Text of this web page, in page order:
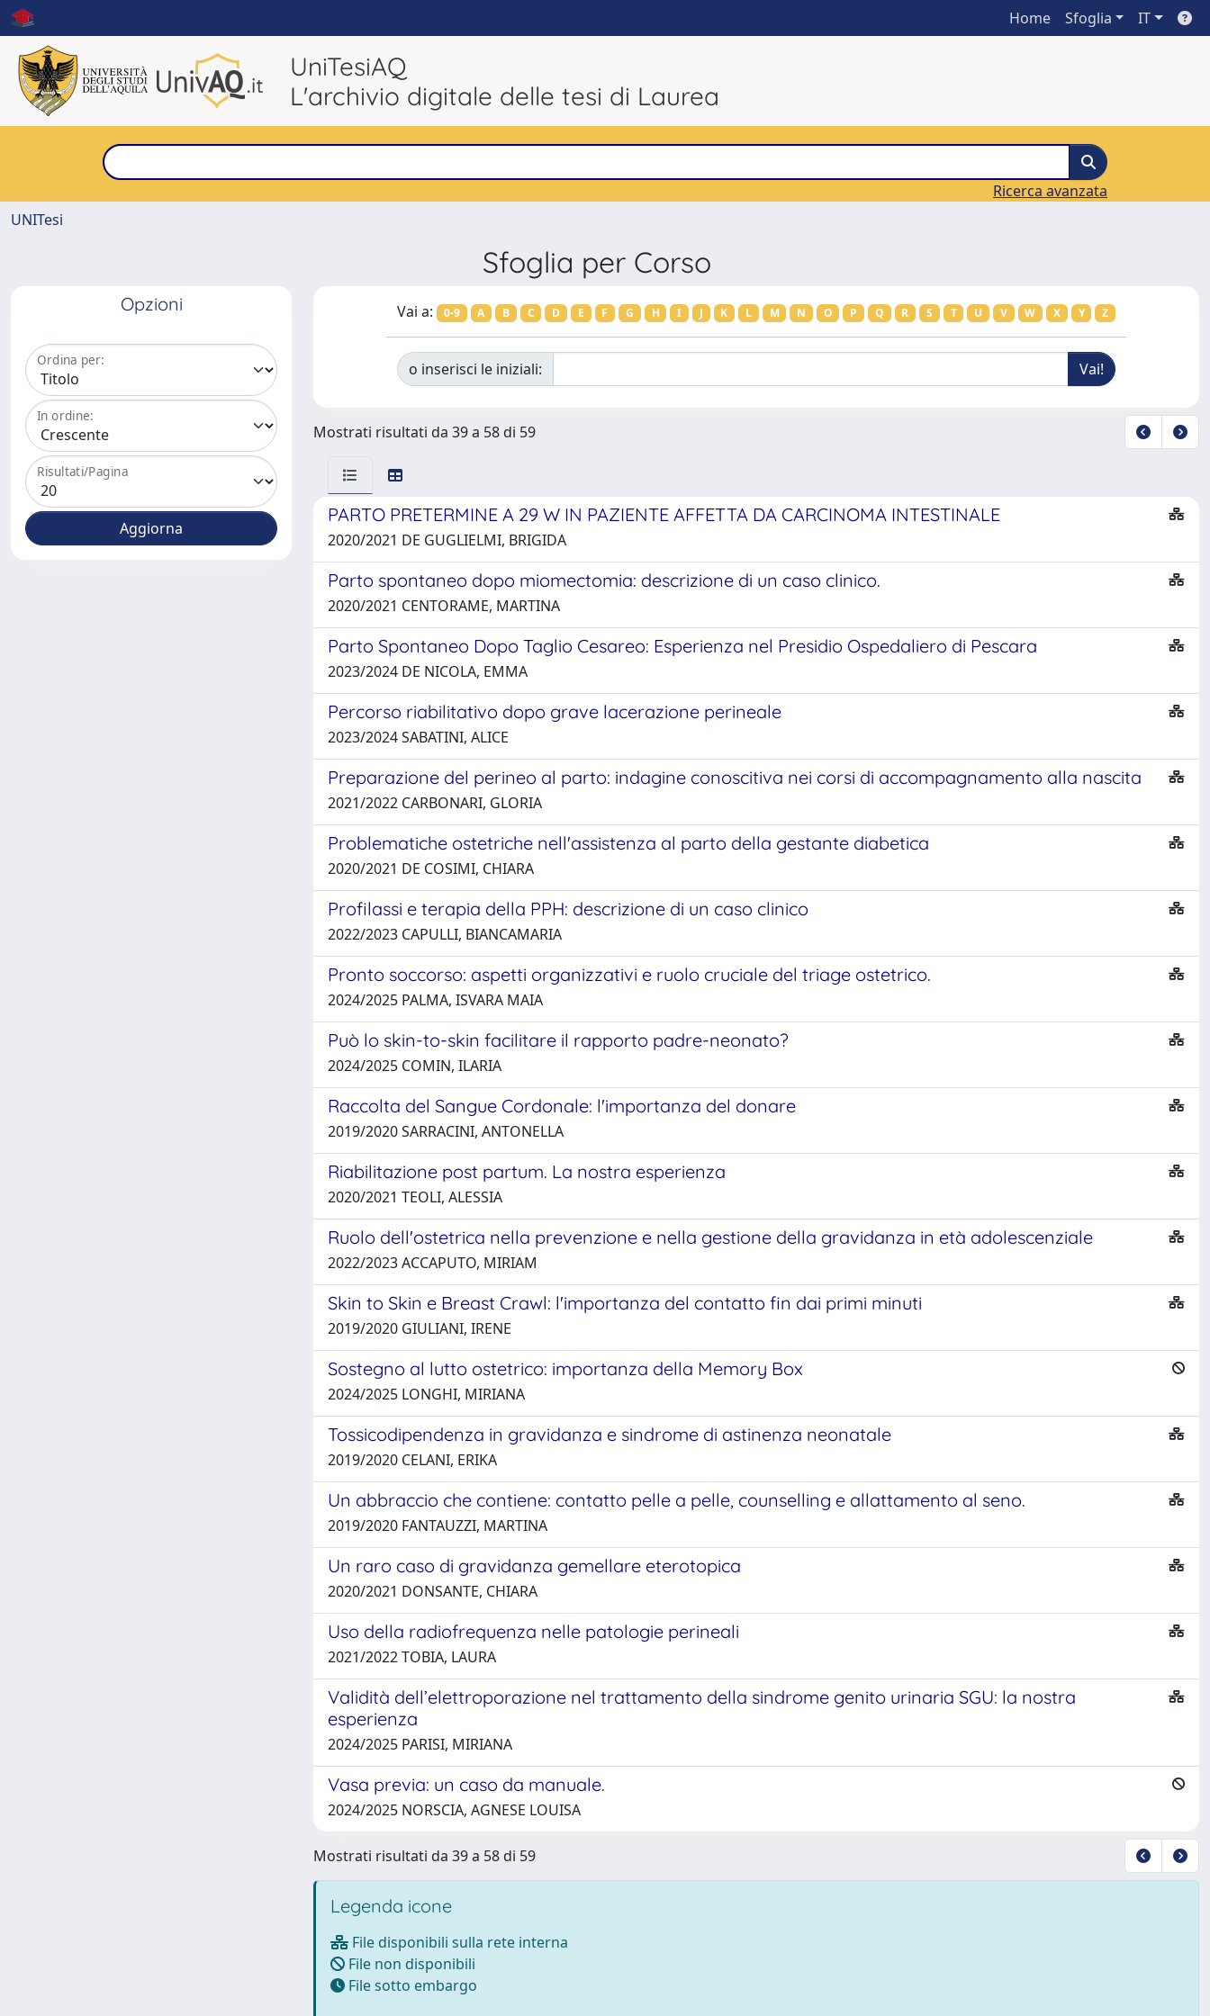
Home Sfoglia IT
UniTesiAQ
L'archivio digitale delle tesi di Laurea
Ricerca avanzata
UNITesi
Sfoglia per Corso
Opzioni
Ordina per:
In ordine:
Risultati/Pagina
Vai a: 0-9 A B C D E F G H I J K L M N O P Q R S T U V W X Y Z
o inserisci le iniziali:
Mostrati risultati da 39 a 58 di 59
PARTO PRETERMINE A 29 W IN PAZIENTE AFFETTA DA CARCINOMA INTESTINALE
2020/2021 DE GUGLIELMI, BRIGIDA
Parto spontaneo dopo miomectomia: descrizione di un caso clinico.
2020/2021 CENTORAME, MARTINA
Parto Spontaneo Dopo Taglio Cesareo: Esperienza nel Presidio Ospedaliero di Pescara
2023/2024 DE NICOLA, EMMA
Percorso riabilitativo dopo grave lacerazione perineale
2023/2024 SABATINI, ALICE
Preparazione del perineo al parto: indagine conoscitiva nei corsi di accompagnamento alla nascita
2021/2022 CARBONARI, GLORIA
Problematiche ostetriche nell'assistenza al parto della gestante diabetica
2020/2021 DE COSIMI, CHIARA
Profilassi e terapia della PPH: descrizione di un caso clinico
2022/2023 CAPULLI, BIANCAMARIA
Pronto soccorso: aspetti organizzativi e ruolo cruciale del triage ostetrico.
2024/2025 PALMA, ISVARA MAIA
Può lo skin-to-skin facilitare il rapporto padre-neonato?
2024/2025 COMIN, ILARIA
Raccolta del Sangue Cordonale: l'importanza del donare
2019/2020 SARRACINI, ANTONELLA
Riabilitazione post partum. La nostra esperienza
2020/2021 TEOLI, ALESSIA
Ruolo dell'ostetrica nella prevenzione e nella gestione della gravidanza in età adolescenziale
2022/2023 ACCAPUTO, MIRIAM
Skin to Skin e Breast Crawl: l'importanza del contatto fin dai primi minuti
2019/2020 GIULIANI, IRENE
Sostegno al lutto ostetrico: importanza della Memory Box
2024/2025 LONGHI, MIRIANA
Tossicodipendenza in gravidanza e sindrome di astinenza neonatale
2019/2020 CELANI, ERIKA
Un abbraccio che contiene: contatto pelle a pelle, counselling e allattamento al seno.
2019/2020 FANTAUZZI, MARTINA
Un raro caso di gravidanza gemellare eterotopica
2020/2021 DONSANTE, CHIARA
Uso della radiofrequenza nelle patologie perineali
2021/2022 TOBIA, LAURA
Validità dell’elettroporazione nel trattamento della sindrome genito urinaria SGU: la nostra
esperienza
2024/2025 PARISI, MIRIANA
Vasa previa: un caso da manuale.
2024/2025 NORSCIA, AGNESE LOUISA
Mostrati risultati da 39 a 58 di 59
Legenda icone
File disponibili sulla rete interna
File non disponibili
File sotto embargo